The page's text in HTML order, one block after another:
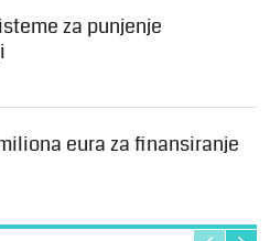
za punjenje
eura za finansiranje